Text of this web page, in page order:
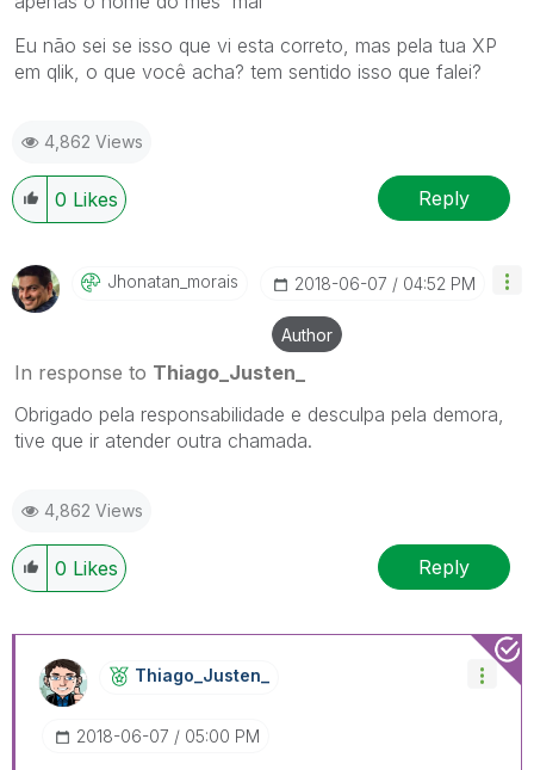
Eu não sei se isso que vi esta correto, mas pela tua XP
em qlik, o que você acha? tem sentido isso que falei?
4,862 Views
0 Likes Reply
Jhonatan_morais ‎2018-06-07 04:52 PM
Author
In response to Thiago_Justen_
Obrigado pela responsabilidade e desculpa pela demora,
tive que ir atender outra chamada.
4,862 Views
0 Likes Reply
Thiago_Justen_
‎2018-06-07 05:00 PM